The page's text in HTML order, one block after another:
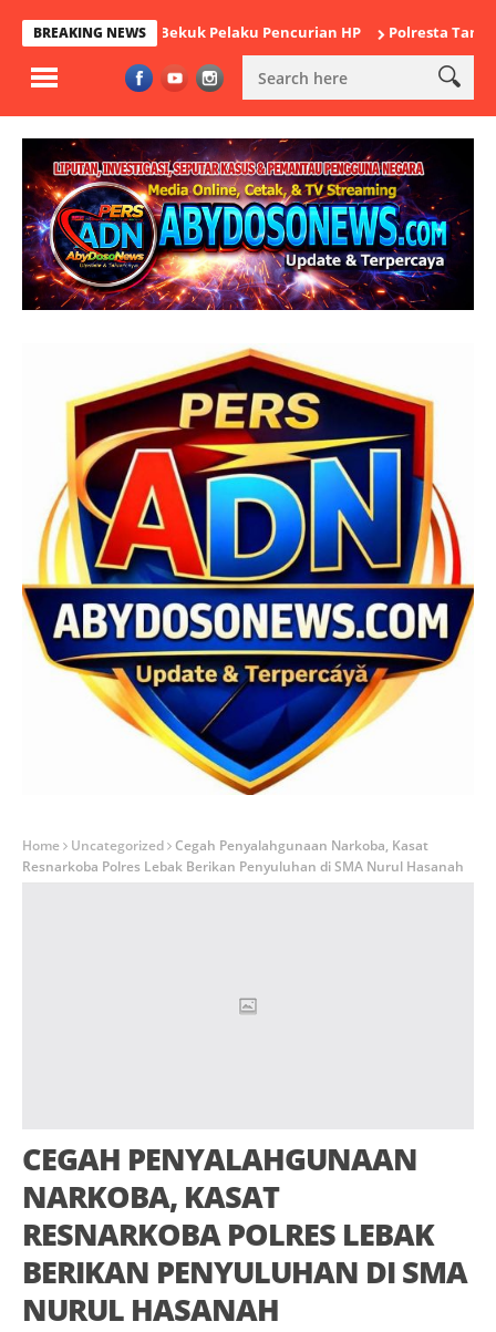
BREAKING NEWS
Bekuk Pelaku Pencurian HP Polresta Tangerang
Home Uncategorized Cegah Penyalahgunaan Narkoba, Kasat
Resnarkoba Polres Lebak Berikan Penyuluhan di SMA Nurul Hasanah
CEGAH PENYALAHGUNAAN
NARKOBA, KASAT
RESNARKOBA POLRES LEBAK
BERIKAN PENYULUHAN DI SMA
NURUL HASANAH